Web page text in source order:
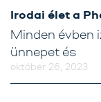
Irodai élet a
október 26, 2023
Minden évben
ünnepet és